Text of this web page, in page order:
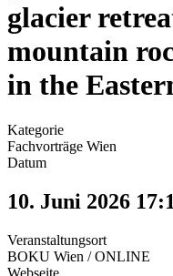
glacier
mountain
in the
Kategorie
Fachvorträge Wien
Datum
10. Juni 2026
Veranstaltungsort
BOKU Wien / ONLINE
Webseite